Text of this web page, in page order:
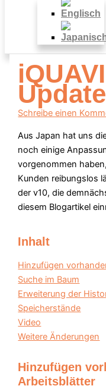
Schreibe einen
Aus Japan hat uns
noch einige
vorgenommen
Kunden reibungslos
der v10, die
diesem Blogartikel
Inhalt
Hinzufügen
Suche im Baum
Erweiterung der
Speicherstände
Video
Weitere Änderungen
Hinzufügen
Arbeitsblätter